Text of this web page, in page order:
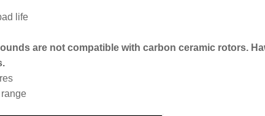
life
are not compatible with carbon ceramic rotors.